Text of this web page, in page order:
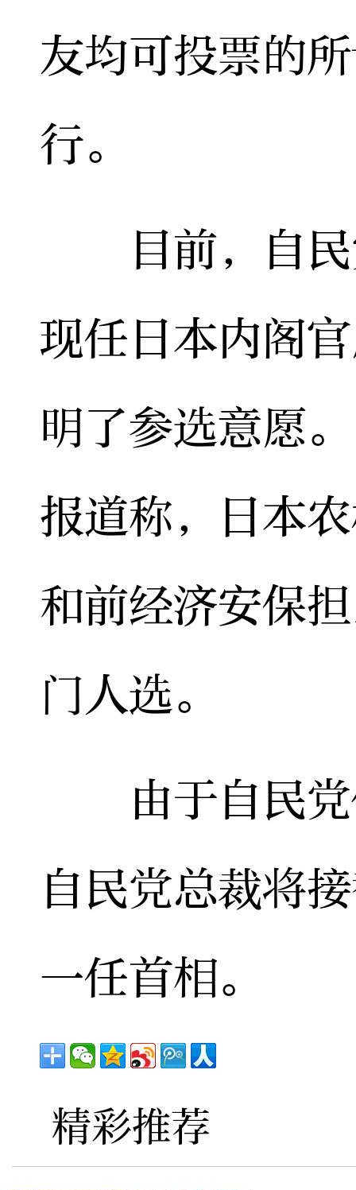
友均可投票的
行。
目前，自民
现任日本内阁
明了参选意愿
报道称，日本
和前经济安保
门人选。
由于自民党
自民党总裁将
一任首相。
精彩推荐